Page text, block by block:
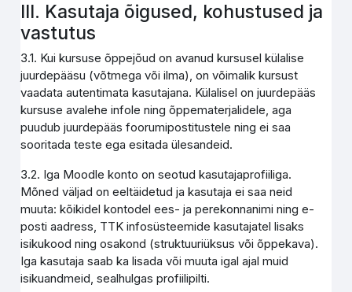
III. Kasutaja õigused, kohustused ja
vastutus
3.1. Kui kursuse õppejõud on avanud kursusel külalise
juurdepääsu (võtmega või ilma), on võimalik kursust
vaadata autentimata kasutajana. Külalisel on juurdepääs
kursuse avalehe infole ning õppematerjalidele, aga
puudub juurdepääs foorumipostitustele ning ei saa
sooritada teste ega esitada ülesandeid.
3.2. Iga Moodle konto on seotud kasutajaprofiiliga.
Mõned väljad on eeltäidetud ja kasutaja ei saa neid
muuta: kõikidel kontodel ees- ja perekonnanimi ning e-
posti aadress, TTK infosüsteemide kasutajatel lisaks
isikukood ning osakond (struktuuriüksus või õppekava).
Iga kasutaja saab ka lisada või muuta igal ajal muid
isikuandmeid, sealhulgas profiilipilti.